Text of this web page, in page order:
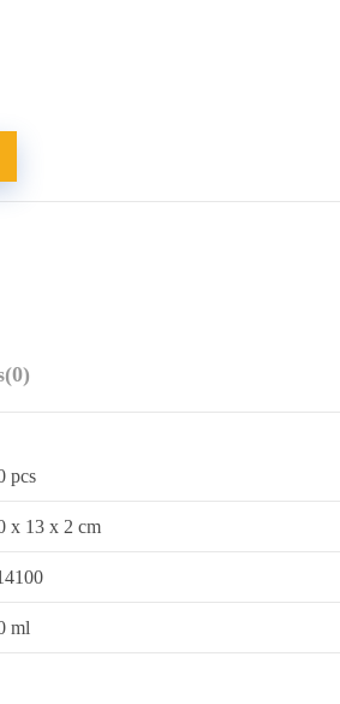
(0)
pcs
x 13 x 2 cm
ml